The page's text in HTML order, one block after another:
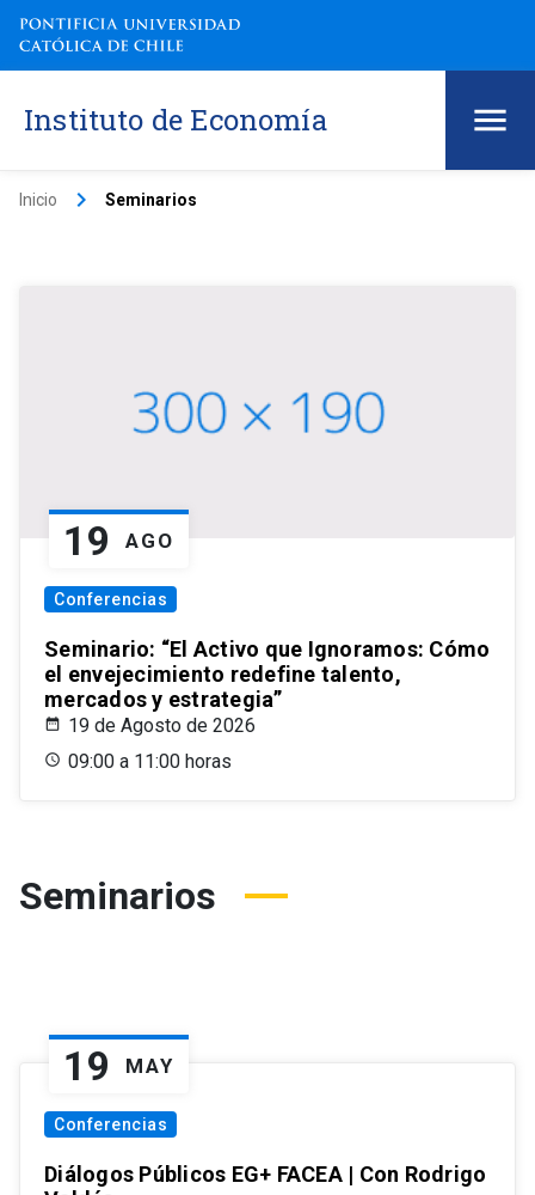
Instituto de Economía
Inicio keyboard_arrow_right Seminarios
19 AGO
Conferencias
Seminario: “El Activo que Ignoramos: Cómo
el envejecimiento redefine talento,
mercados y estrategia”
19 de Agosto de 2026
09:00 a 11:00 horas
Seminarios
19 MAY
Conferencias
Diálogos Públicos EG+ FACEA | Con Rodrigo